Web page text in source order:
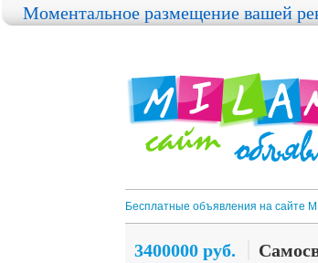
Бесплатные объявления на сайте
3400000 руб.
Моментальное размещение вашей